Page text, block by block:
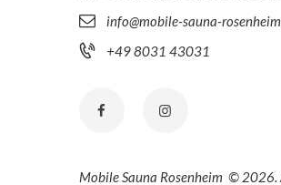
info@mobile-sauna-
+49 8031 43031
Mobile Sauna Rosenheim © 2026.